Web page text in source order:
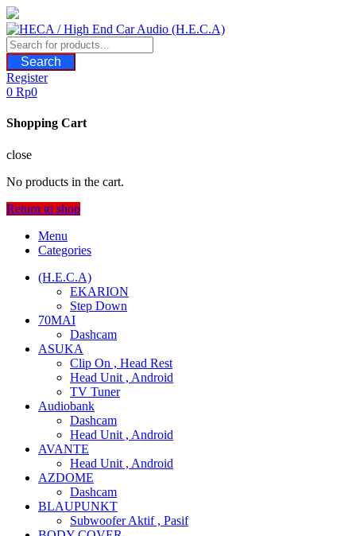
Skip
to
content
Search
Register
0 Rp0
Shopping Cart
close
No products in the cart.
Return to shop
Menu
Categories
(H.E.C.A)
EKARION
Step Down
70MAI
Dashcam
ASUKA
Clip On , Head Rest
Head Unit , Android
TV Tuner
Audiobank
Dashcam
Head Unit , Android
AVANTE
Head Unit , Android
AZDOME
Dashcam
BLAUPUNKT
Subwoofer Aktif , Pasif